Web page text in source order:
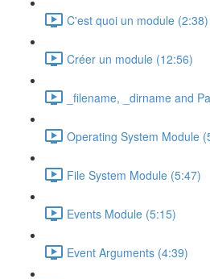
C'est quoi un module (2:38)
Créer un module (12:56)
_filename, _dirname and
Operating System Module
File System Module (5:47)
Events Module (5:15)
Event Arguments (4:39)